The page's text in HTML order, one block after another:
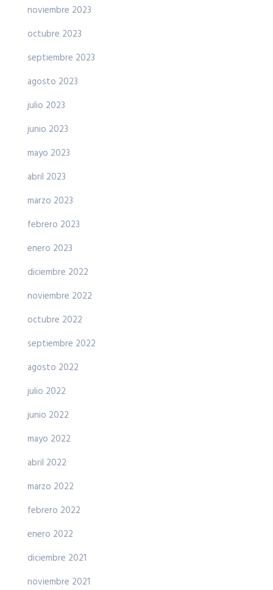
noviembre 2023
octubre 2023
septiembre 2023
agosto 2023
julio 2023
junio 2023
mayo 2023
abril 2023
marzo 2023
febrero 2023
enero 2023
diciembre 2022
noviembre 2022
octubre 2022
septiembre 2022
agosto 2022
julio 2022
junio 2022
mayo 2022
abril 2022
marzo 2022
febrero 2022
enero 2022
diciembre 2021
noviembre 2021